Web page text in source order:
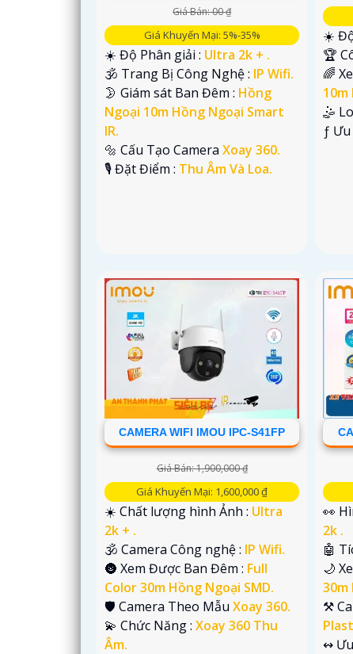
Giá Bán: 00 ₫
Giá Khuyến Mại: 5%-35%
☀️ Độ Phân giải : Ultra 2k + .
🕉️ Trang Bị Công Nghệ : IP Wifi.
🌛 Giám sát Ban Đêm : Hồng
Ngoại 10m Hồng Ngoại Smart
IR.
🔩 Cấu Tạo Camera Xoay 360.
️🎙 Đặt Điểm : Thu Âm Và Loa.
☀️
🏆
🌈
10m
🤹
️ƒ
CAMERA WIFI IMOU IPC-S41FP
Giá Bán: 1,900,000 ₫
Giá Khuyến Mại: 1,600,000 ₫
☀️ Chất lượng hình Ảnh : Ultra
2k + .
🕉️ Camera Công nghệ : IP Wifi.
🌚 Xem Được Ban Đêm : Full
Color 30m Hồng Ngoại SMD.
🛡 Camera Theo Mẫu Xoay 360.
️💫 Chức Năng : Xoay 360 Thu
Âm.
👀
2k .
🤖️
🌙
30m
⚒
️↭